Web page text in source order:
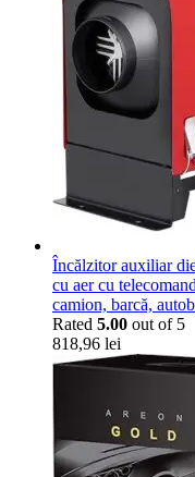
Încălzitor auxiliar
cu aer cu
camion, barcă,
Rated 5.00 out of 5
818,96 lei